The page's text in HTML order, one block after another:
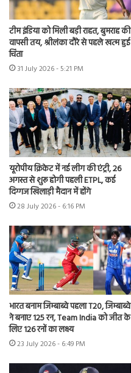
टीम इंडिया को मिली बड़ी राहत, बुमराह की
वापसी तय, श्रीलंका दौरे से पहले खत्म हुई
चिंता
31 July 2026 - 5:21 PM
यूरोपीय क्रिकेट में नई लीग की एंट्री, 26
अगस्त से शुरू होगी पहली ETPL, कई
दिग्गज खिलाड़ी मैदान में होंगे
28 July 2026 - 6:16 PM
भारत बनाम जिम्बाब्वे पहला T20, जिम्बाब्वे
ने बनाए 125 रन, Team India को जीत के
लिए 126 रनों का लक्ष्य
23 July 2026 - 6:49 PM